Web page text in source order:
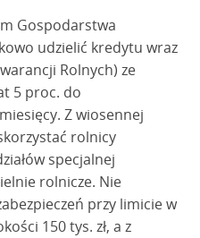
Gospodarstwa
udzielić kredytu wraz
Rolnych) ze
5 proc. do
Z wiosennej
rolnicy
specjalnej
rolnicze. Nie
przy limicie w
150 tys. zł, a z